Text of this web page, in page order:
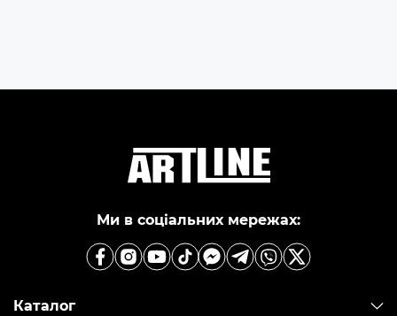
Ми в соціальних мережах:
Каталог